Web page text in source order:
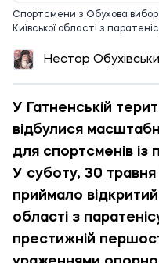
Спортсмени з Обухова
Київської області з
Нестор
У Гатненській
відбулися
для спортсменів
У суботу, 30
приймало відкритий
області з
престижній